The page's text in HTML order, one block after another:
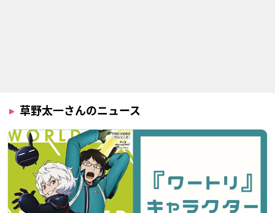
草野太一さんのニュース